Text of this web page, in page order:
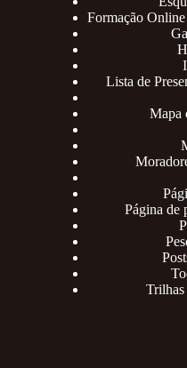
Formação
Lista de
Mapa
Página de